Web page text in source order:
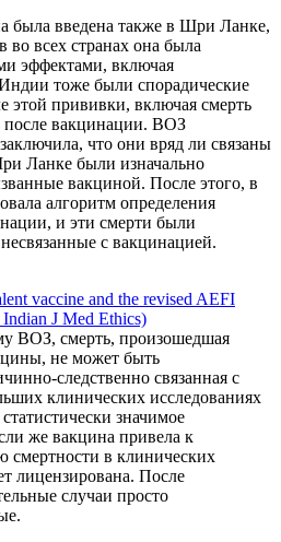
была введена также в Шри Ланке,
во всех странах она была
эффектами, включая
тоже были спорадические
этой прививки, включая смерть
после вакцинации. ВОЗ
что они вряд ли связаны
Ланке были изначально
вакциной. После этого, в
алгоритм определения
и эти смерти были
с вакцинацией.
vaccine and the revised AEFI
J Med Ethics)
ВОЗ, смерть, произошедшая
не может быть
следственно связанная с
клинических исследованиях
значимое
же вакцина привела к
смертности в клинических
лицензирована. После
случаи просто